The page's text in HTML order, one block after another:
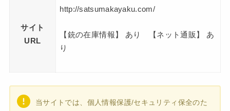
サイト
URL
http://satsumakayaku.com/
【銃の在庫情報】 あり 【ネット通販】 あ
り
当サイトでは、個人情報保護/セキュリティ保全のた